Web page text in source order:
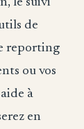
de
reporting
ou vos
à
en